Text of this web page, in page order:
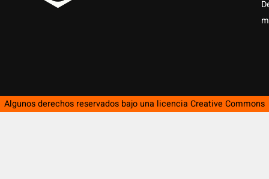
Algunos derechos reservados bajo una licencia Creative Commons